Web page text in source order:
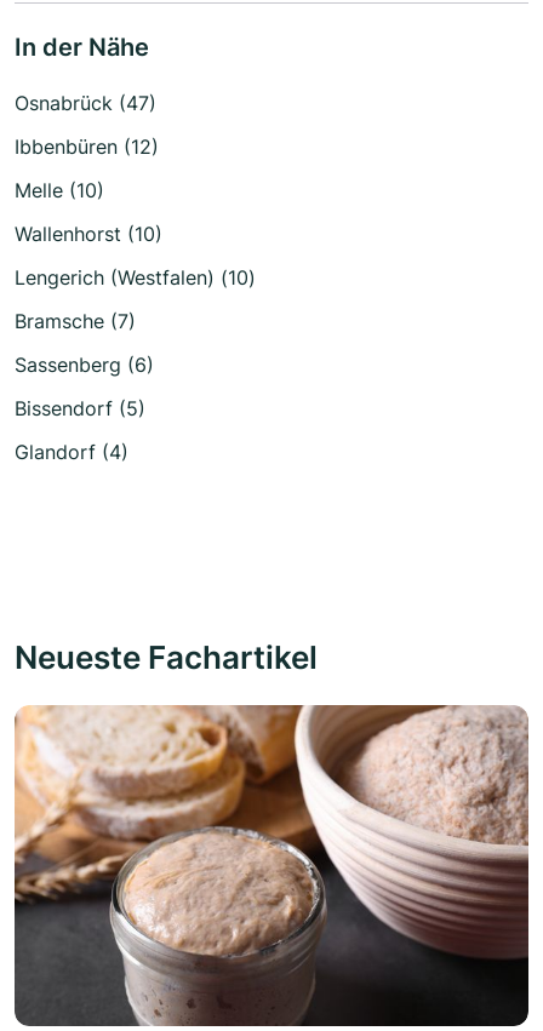
In der Nähe
Osnabrück (47)
Ibbenbüren (12)
Melle (10)
Wallenhorst (10)
Lengerich (Westfalen) (10)
Bramsche (7)
Sassenberg (6)
Bissendorf (5)
Glandorf (4)
Neueste Fachartikel